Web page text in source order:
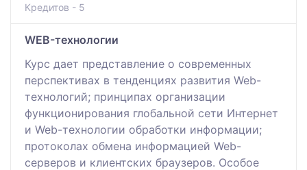
Кредитов - 5
WEB-технологии
Курс дает представление о современных
перспективах в тенденциях развития Web-
технологий; принципах организации
функционирования глобальной сети Интернет
и Web-технологии обработки информации;
протоколах обмена информацией Web-
серверов и клиентских браузеров. Особое